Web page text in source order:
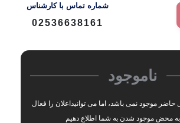
شماره‌ تماس‌ با‌ کارشناس
02536638161
ناموجود
موجود نمی باشد، اما می توانیداعلان را فعال
به محض موجود شدن به شما اطلاع دهیم